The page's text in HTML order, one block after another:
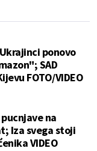
ponovo
SAD
FOTO/VIDEO
na
Iza svega stoji
VIDEO